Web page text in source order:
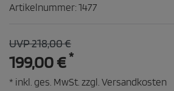
Artikelnummer: 1477
UVP 218,00 €
199,00 €*
* inkl. ges. MwSt. zzgl. Versandkosten